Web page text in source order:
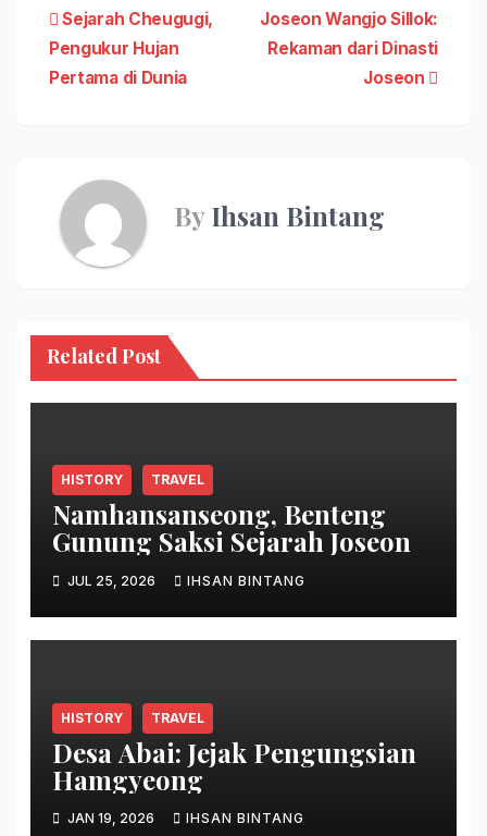
Post
navigation
Joseon Wangjo Sillok:
Rekaman dari Dinasti
Joseon
Sejarah Cheugugi,
Pengukur Hujan
Pertama di Dunia
ByIhsan Bintang
Related Post
HISTORY TRAVEL
Namhansanseong, Benteng
Gunung Saksi Sejarah Joseon
JUL 25, 2026 IHSAN BINTANG
HISTORY TRAVEL
Desa Abai: Jejak Pengungsian
Hamgyeong
JAN 19, 2026 IHSAN BINTANG